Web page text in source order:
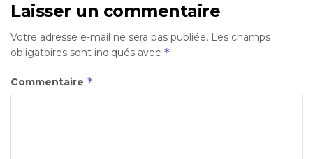
Laisser un commentaire
Votre adresse e-mail ne sera pas publiée. Les champs
obligatoires sont indiqués avec *
Commentaire *